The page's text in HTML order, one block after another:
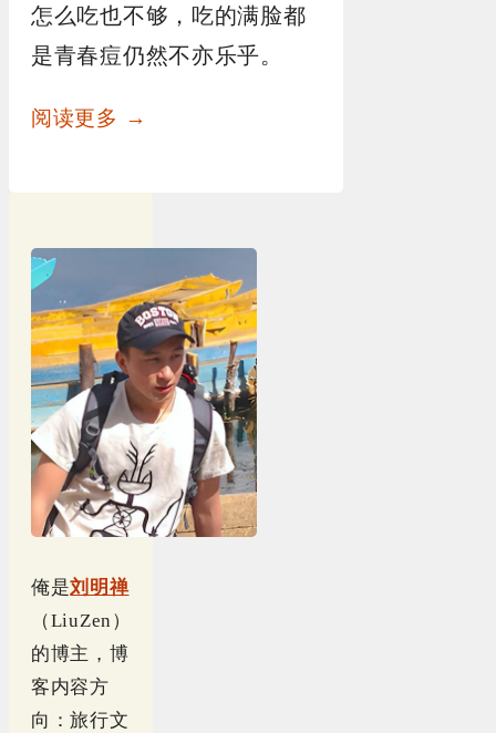
怎么吃也不够，吃的满脸都
是青春痘仍然不亦乐乎。
阅读更多 →
俺是刘明禅
（LiuZen）
的博主，博
客内容方
向：旅行文